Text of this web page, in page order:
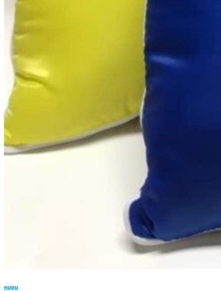
หมอน